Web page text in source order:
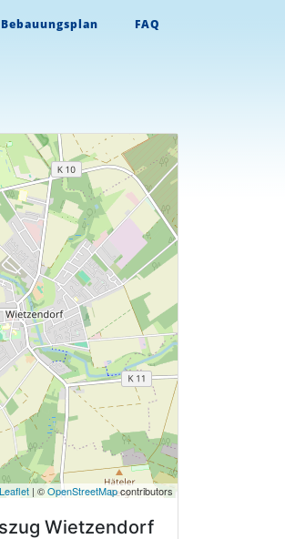
Bebauungsplan FAQ
Leaflet | ©OpenStreetMapcontributors
Wietzendorf